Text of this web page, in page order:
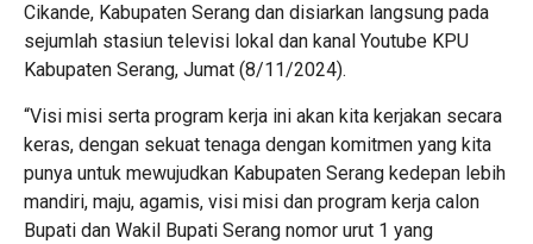
Cikande, Kabupaten Serang dan disiarkan langsung pada
sejumlah stasiun televisi lokal dan kanal Youtube KPU
Kabupaten Serang, Jumat (8/11/2024).
“Visi misi serta program kerja ini akan kita kerjakan secara
keras, dengan sekuat tenaga dengan komitmen yang kita
punya untuk mewujudkan Kabupaten Serang kedepan lebih
mandiri, maju, agamis, visi misi dan program kerja calon
Bupati dan Wakil Bupati Serang nomor urut 1 yang